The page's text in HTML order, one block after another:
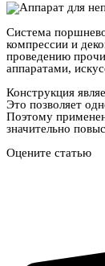
Система
компрессии и
проведению
аппаратами,
Конструкция
Это позволяет
Поэтому
значительно
Оцените статью